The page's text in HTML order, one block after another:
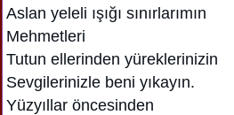
Aslan yeleli ışığı sınırlarımın
Mehmetleri
Tutun ellerinden yüreklerinizin
Sevgilerinizle beni yıkayın.
Yüzyıllar öncesinden